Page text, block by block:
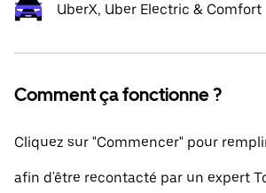
UberX, Uber Electric & Comfort
Comment ça fonctionne ?
Cliquez sur "Commencer" pour
afin d'être recontacté par un expert